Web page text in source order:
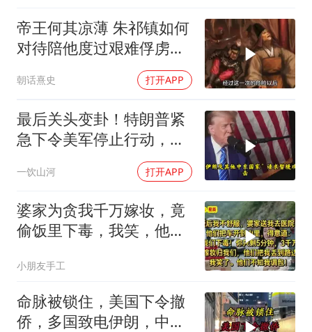
帝王何其凉薄 朱祁镇如何
对待陪他度过艰难俘虏生
朝话熹史 打开APP
最后关头变卦！特朗普紧
急下令美军停止行动，他
认清了残酷的现实！
一饮山河 打开APP
婆家为贪我千万嫁妆，竟
偷饭里下毒，我笑，他们
小朋友手工
命脉被锁住，美国下令撤
侨，多国致电伊朗，中国